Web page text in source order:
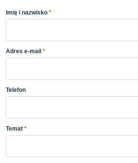
Imię i nazwisko *
Adres e-mail *
Telefon
Temat *